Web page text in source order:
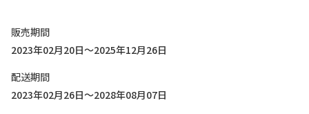
販売期間
2023年02月20日～2025年12月26日
配送期間
2023年02月26日～2028年08月07日